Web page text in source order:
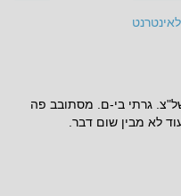
גרתי בי-ם. מסתובב פה
לא מבין שום דבר.